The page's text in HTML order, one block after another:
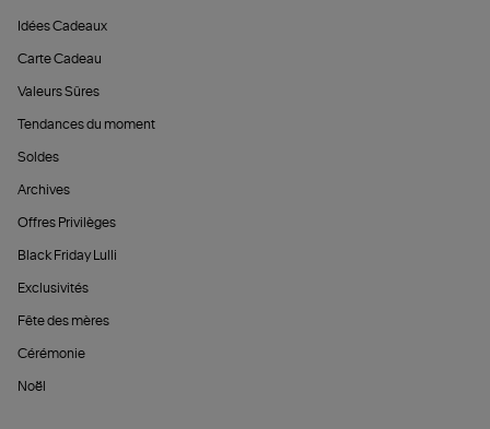
Idées Cadeaux
Carte Cadeau
Valeurs Sûres
Tendances du moment
Soldes
Archives
Offres Privilèges
Black Friday Lulli
Exclusivités
Fête des mères
Cérémonie
Noël